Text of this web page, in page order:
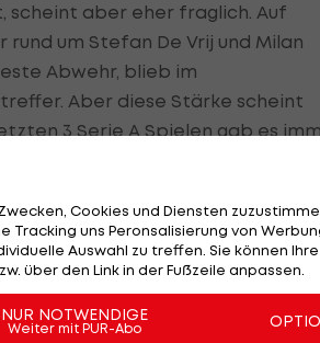
scheint aber eher fraglich. Auf
um Stefan De Vrij und Milan
Abwehr, blieb im
Aber diese Stärke scheint
3Serie ASpielen gab es
Nachdem Inter selbst das
Stadtrivale mit 1:0 gegen
Meisterschaft.
stehen die Nerazzurri erstmals
gegen englische Teams richtig
Cookies und Diensten
Tracking uns Peronsalisierung von
Auswahl zu treffen. Sie können
über den Link in der Fußzeile anpassen.
NUR NOTWENDIGE
Weiter mit PUR-Abo